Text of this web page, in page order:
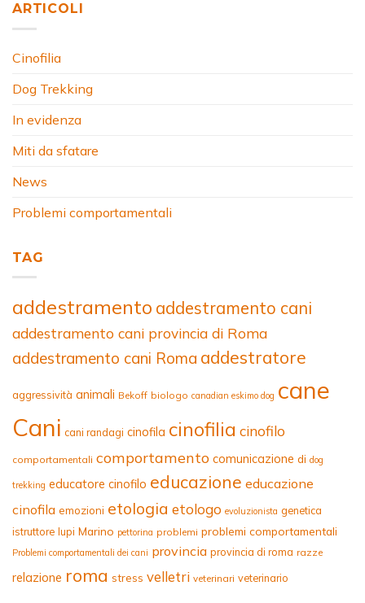
ARTICOLI
Cinofilia
Dog Trekking
In evidenza
Miti da sfatare
News
Problemi comportamentali
TAG
addestramento addestramento cani
addestramento cani provincia di Roma
addestramento cani Roma addestratore
aggressività animali Bekoff biologo canadian eskimo dog cane
Cani cani randagi cinofila cinofilia cinofilo
comportamentali comportamento comunicazione di dog
trekking educatore cinofilo educazione educazione
cinofila emozioni etologia etologo evoluzionista genetica
istruttore lupi Marino pettorina problemi problemi comportamentali
Problemi comportamentali dei cani provincia provincia di roma razze
relazione roma stress velletri veterinari veterinario